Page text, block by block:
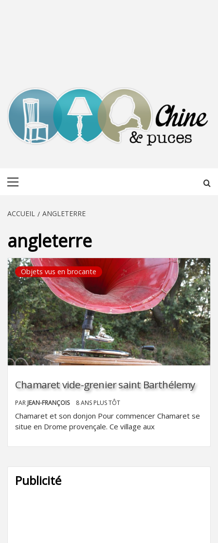
ACCUEIL ANGLETERRE
angleterre
Objets vus en brocante
Chamaret vide-grenier saint Barthélemy
PAR JEAN-FRANÇOIS 8 ANS PLUS TÔT
Chamaret et son donjon Pour commencer Chamaret se
situe en Drome provençale. Ce village aux
Publicité